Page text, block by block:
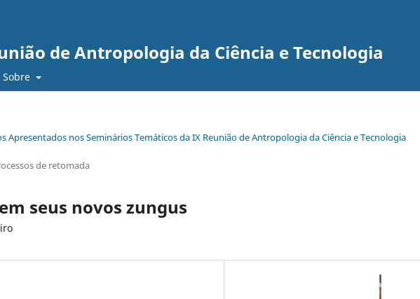
de Antropologia da Ciência e Tecnologia
Sobre
Apresentados nos Seminários Temáticos da IX Reunião de Antropologia da Ciência e Tecnologia
de retomada
seus novos zungus